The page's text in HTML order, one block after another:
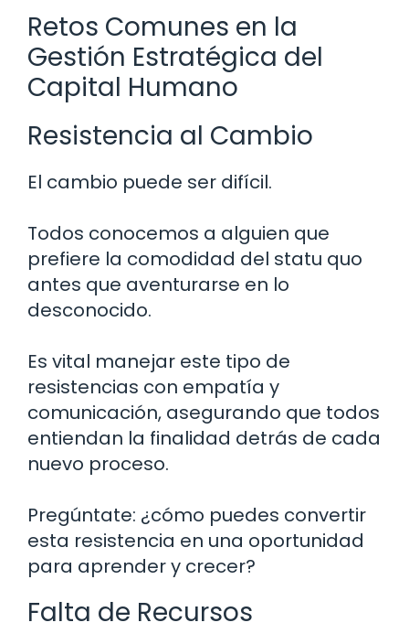
Retos Comunes en la
Gestión Estratégica del
Capital Humano
Resistencia al Cambio
El cambio puede ser difícil.
Todos conocemos a alguien que
prefiere la comodidad del statu quo
antes que aventurarse en lo
desconocido.
Es vital manejar este tipo de
resistencias con empatía y
comunicación, asegurando que todos
entiendan la finalidad detrás de cada
nuevo proceso.
Pregúntate: ¿cómo puedes convertir
esta resistencia en una oportunidad
para aprender y crecer?
Falta de Recursos